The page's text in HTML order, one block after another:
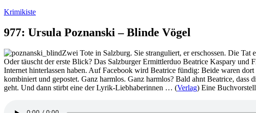
Zum
springen
Krimikiste
977: Ursula Poznanski – Blinde Vögel
Zwei Tote in Salzburg. Sie stranguliert, er erschossen. Die
Oder täuscht der erste Blick? Das Salzburger Ermittlerduo Beatrice Kaspary
Internet hinterlassen haben. Auf Facebook wird Beatrice fündig: Beide waren
kombiniert und gepostet. Ganz harmlos. Ganz harmlos? Bald ahnt Beatrice,
geht. Und dann stirbt eine der Lyrik-Liebhaberinnen … (Verlag) Eine